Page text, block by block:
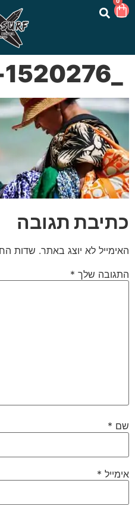
כתיבת תגובה
האימייל לא יוצג באתר. שדות
התגובה שלך *
שם *
אימייל *